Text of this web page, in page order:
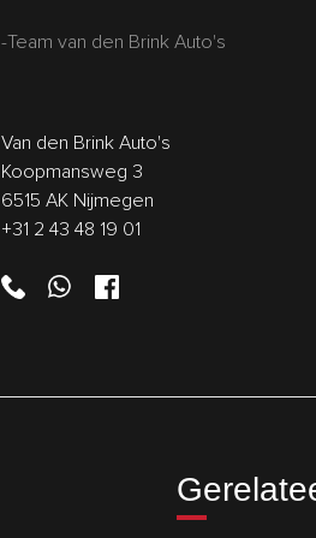
-Team van den Brink Auto's
Van den Brink Auto's
Koopmansweg 3
6515 AK Nijmegen
+31 2 43 48 19 01